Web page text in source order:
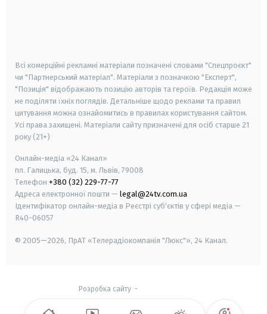
Всі комерційні рекламні матеріали позначені словами "Спецпроєкт"
чи "Партнерський матеріал". Матеріали з позначкою "Експерт",
"Позиція" відображають позицію авторів та героїв. Редакція може
не поділяти їхніх поглядів. Детальніше щодо реклами та правил
цитування можна ознайомитись в правилах користування сайтом.
Усі права захищені. Матеріали сайту призначені для осіб старше 21
року (21+)
Онлайн-медіа «24 Канал»
пл. Галицька, буд. 15, м. Львів, 79008
Телефон +380 (32) 229-77-77
Адреса електронної пошти — legal@24tv.com.ua
Ідентифікатор онлайн-медіа в Реєстрі суб'єктів у сфері медіа —
R40-06057
© 2005—2026, ПрАТ «Телерадіокомпанія "Люкс"», 24 Канал.
Розробка сайту-